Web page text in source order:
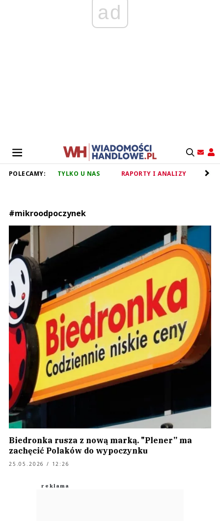
ad
POLECAMY: TYLKO U NAS RAPORTY I ANALIZY
#mikroodpoczynek
Biedronka rusza z nową marką. "Plener” ma
zachęcić Polaków do wypoczynku
25.05.2026 / 12:26